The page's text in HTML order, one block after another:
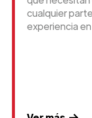
cualquier
experiencia